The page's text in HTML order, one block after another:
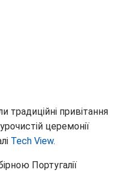
традиційні привітання
церемонії
Tech View.
Португалії